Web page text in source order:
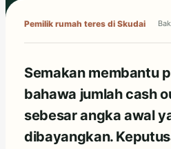
Pemilik rumah teres di Skudai
Semakan membantu
bahawa jumlah cash
sebesar angka awal
dibayangkan.